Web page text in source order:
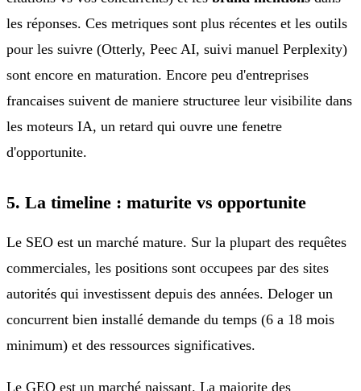
les réponses. Ces metriques sont plus récentes et les outils
pour les suivre (Otterly, Peec AI, suivi manuel Perplexity)
sont encore en maturation. Encore peu d'entreprises
francaises suivent de maniere structuree leur visibilite dans
les moteurs IA, un retard qui ouvre une fenetre
d'opportunite.
5. La timeline : maturite vs opportunite
Le SEO est un marché mature. Sur la plupart des requêtes
commerciales, les positions sont occupees par des sites
autorités qui investissent depuis des années. Deloger un
concurrent bien installé demande du temps (6 a 18 mois
minimum) et des ressources significatives.
Le GEO est un marché naissant. La majorite des